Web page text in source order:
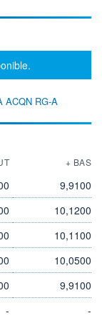
ACQN RG-A
+ BAS
9,9100
10,1200
10,1100
10,0500
9,9100
-
-